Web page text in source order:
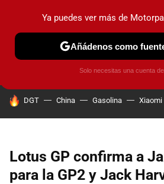
PRUEBAS COCHES ELÉCTRICOS
HOY SE HABLA DE
DGT China Gasolina Xiaomi
Lotus GP confirma a
para la GP2 y Jack
Ya puedes ver más de
Añádenos como
Solo necesitas una cuenta